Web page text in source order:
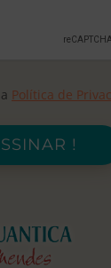
Política de
!